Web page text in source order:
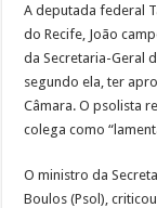
A deputada federal
do Recife, João
da Secretaria-Geral
segundo ela, ter
Câmara. O psolista
colega como
O ministro da
Boulos (Psol),